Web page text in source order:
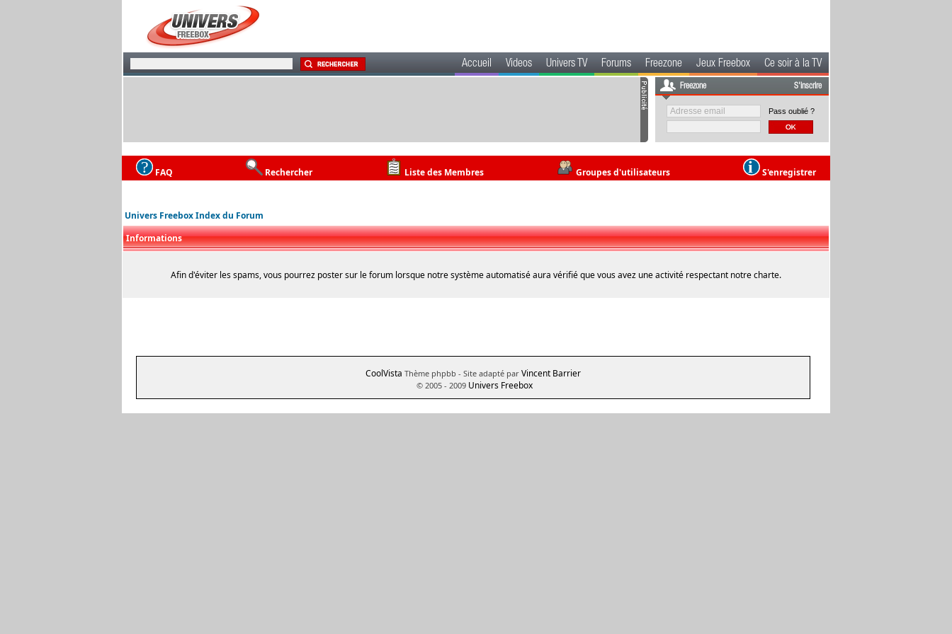
Accueil Videos Univers TV Forums Freezone Jeux Freebox Ce soir à la TV
Freezone S'inscrire
Pass oublié ?
FAQ Rechercher Liste des Membres Groupes d'utilisateurs S'enregistrer
Univers Freebox Index du Forum
Informations
Afin d'éviter les spams, vous pourrez poster sur le forum lorsque notre système automatisé aura vérifié que vous avez une activité respectant notre charte.
CoolVista Thème phpbb - Site adapté par Vincent Barrier
© 2005 - 2009 Univers Freebox